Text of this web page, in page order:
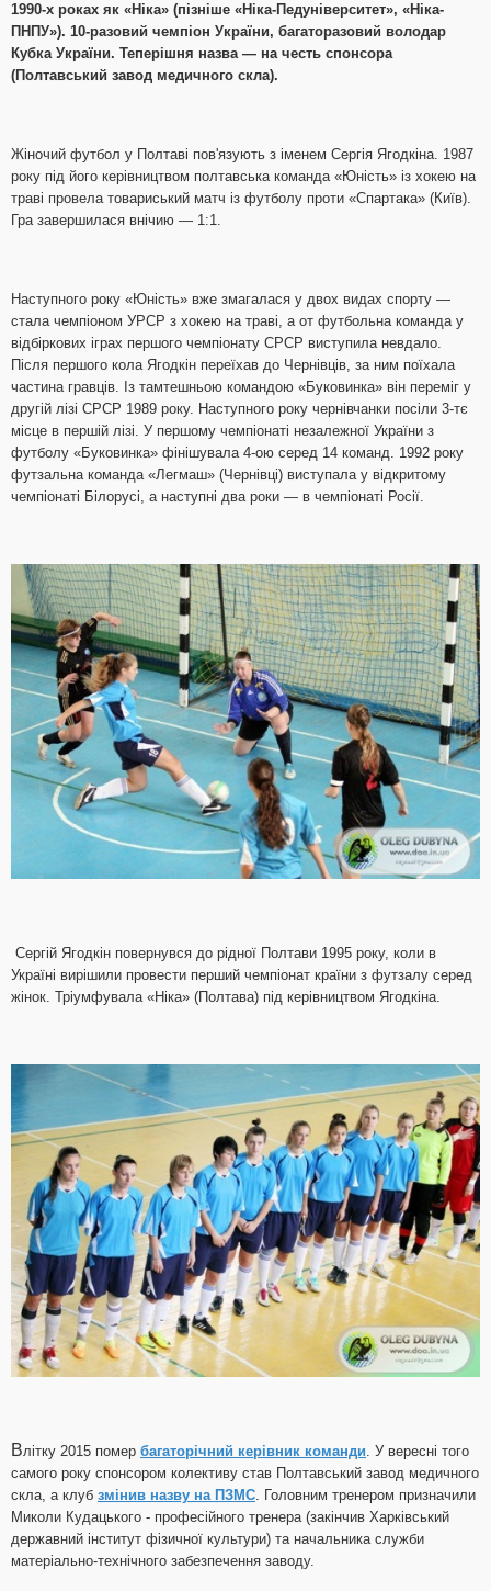
1990-х роках як «Ніка» (пізніше «Ніка-Педуніверситет», «Ніка-
ПНПУ»). 10-разовий чемпіон України, багаторазовий володар
Кубка України. Теперішня назва — на честь спонсора
(Полтавський завод медичного скла).
Жіночий футбол у Полтаві пов'язують з іменем Сергія Ягодкіна. 1987
року під його керівництвом полтавська команда «Юність» із хокею на
траві провела товариський матч із футболу проти «Спартака» (Київ).
Гра завершилася внічию — 1:1.
Наступного року «Юність» вже змагалася у двох видах спорту —
стала чемпіоном УРСР з хокею на траві, а от футбольна команда у
відбіркових іграх першого чемпіонату СРСР виступила невдало.
Після першого кола Ягодкін переїхав до Чернівців, за ним поїхала
частина гравців. Із тамтешньою командою «Буковинка» він переміг у
другій лізі СРСР 1989 року. Наступного року чернівчанки посіли 3-тє
місце в першій лізі. У першому чемпіонаті незалежної України з
футболу «Буковинка» фінішувала 4-ою серед 14 команд. 1992 року
футзальна команда «Легмаш» (Чернівці) виступала у відкритому
чемпіонаті Білорусі, а наступні два роки — в чемпіонаті Росії.
Сергій Ягодкін повернувся до рідної Полтави 1995 року, коли в
Україні вирішили провести перший чемпіонат країни з футзалу серед
жінок. Тріумфувала «Ніка» (Полтава) під керівництвом Ягодкіна.
Влітку 2015 помер багаторічний керівник команди. У вересні того
самого року спонсором колективу став Полтавський завод медичного
скла, а клуб змінив назву на ПЗМС. Головним тренером призначили
Миколи Кудацького - професійного тренера (закінчив Харківський
державний інститут фізичної культури) та начальника служби
матеріально-технічного забезпечення заводу.